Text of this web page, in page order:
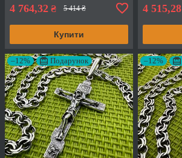
4 764,32 ₴ 5 414 ₴
Купити
4 515,28
–12% Подарунок –12%